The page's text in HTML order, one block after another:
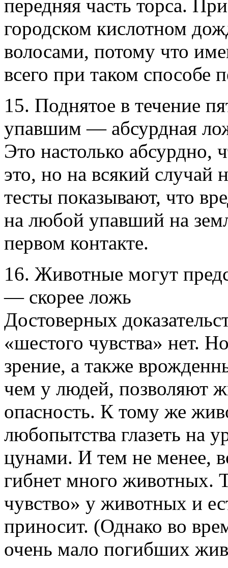
передняя часть торса.
городском кислотном
волосами, потому что
всего при таком способе
15. Поднятое в течение
упавшим — абсурдная
Это настолько абсурдно,
это, но на всякий
тесты показывают, что
на любой упавший на
первом контакте.
16. Животные могут
— скорее ложь
Достоверных
«шестого чувства» нет.
зрение, а также
чем у людей, позволяют
опасность. К тому же
любопытства глазеть на
цунами. И тем не менее,
гибнет много животных.
чувство» у животных и
приносит. (Однако во
очень мало погибших